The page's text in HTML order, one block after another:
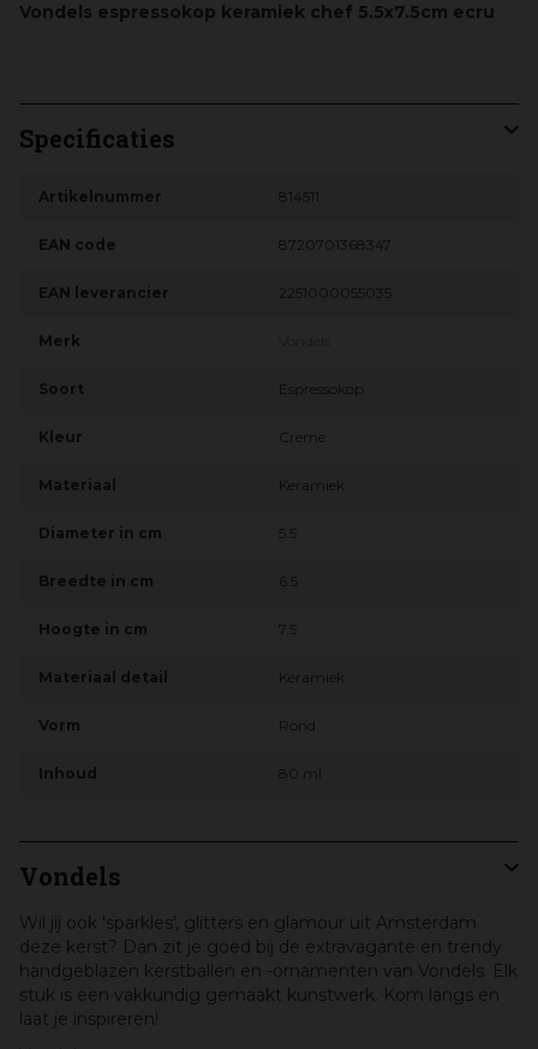
Vondels espressokop keramiek chef 5.5x7.5cm ecru
Specificaties
Artikelnummer 814511
EAN code 8720701368347
EAN leverancier 2251000055035
Merk
Soort Espressokop
Kleur Creme
Materiaal Keramiek
Diameter in cm 5.5
Breedte in cm 6.5
Hoogte in cm 7.5
Materiaal detail Keramiek
Vorm Rond
Inhoud 80 ml
Vondels
Wil jij ook 'sparkles', glitters en glamour uit Amsterdam
deze kerst? Dan zit je goed bij de extravagante en trendy
handgeblazen kerstballen en -ornamenten van Vondels. Elk
stuk is een vakkundig gemaakt kunstwerk. Kom langs en
laat je inspireren!